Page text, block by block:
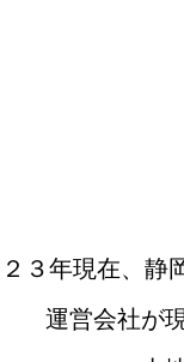
２３年現在、静
運営会社が